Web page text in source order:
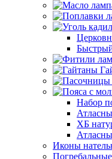
Набор
ХБ
Иконы